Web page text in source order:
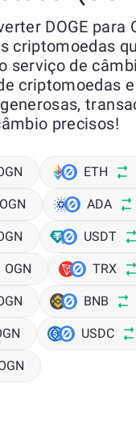
DOGE para
criptomoedas
serviço de
criptomoedas
precisos!
ETH
OGN ADA
USDT
OGN TRX
BNB
USDC